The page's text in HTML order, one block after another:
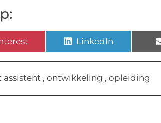
LinkedIn
assistent , ontwikkeling , opleiding